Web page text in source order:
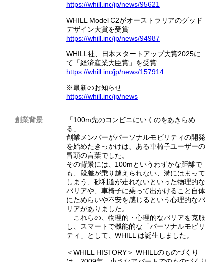
https://whill.inc/jp/news/95621
WHILL Model C2がオーストラリアのグッド
デザイン大賞を受賞
https://whill.inc/jp/news/94987
WHILL社、日本スタートアップ大賞2025に
て「経済産業大臣賞」を受賞
https://whill.inc/jp/news/157914
※最新のお知らせ
https://whill.inc/jp/news
創業背景
「100m先のコンビニにいくのをあきらめ
る」
創業メンバーがパーソナルモビリティの開発
を始めたきっかけは、ある車椅子ユーザーの
冒頭の言葉でした。
その背景には、100mというわずかな距離で
も、段差が乗り越えられない、溝にはまって
しまう、砂利道が走れないといった物理的な
バリアや、車椅子に乗って出かけること自体
にためらいや不安を感じるという心理的なバ
リアがありました。
これらの、物理的・心理的なバリアを克服
し、スマートで機能的な「パーソナルモビリ
ティ」として、WHILL は誕生しました。
＜WHILL HISTORY＞ WHILLのものづくり